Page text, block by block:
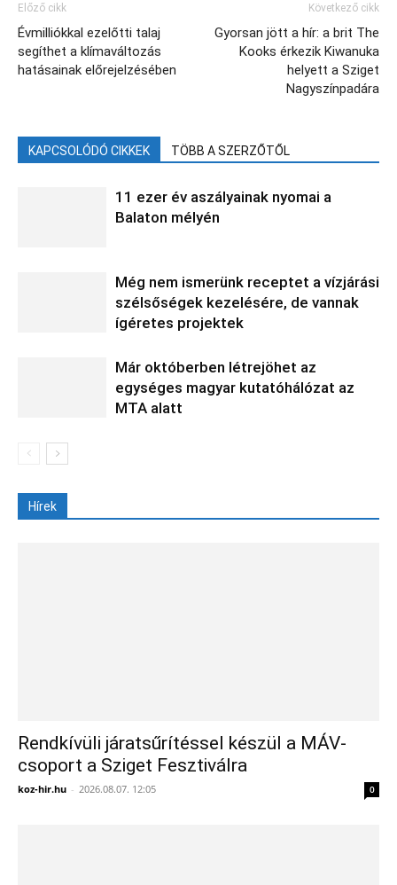
Előző cikk
Évmilliókkal ezelőtti talaj
segíthet a klímaváltozás
hatásainak előrejelzésében
Következő cikk
Gyorsan jött a hír: a brit The
Kooks érkezik Kiwanuka
helyett a Sziget
Nagyszínpadára
KAPCSOLÓDÓ CIKKEK TÖBB A SZERZŐTŐL
11 ezer év aszályainak nyomai a
Balaton mélyén
Még nem ismerünk receptet a vízjárási
szélsőségek kezelésére, de vannak
ígéretes projektek
Már októberben létrejöhet az
egységes magyar kutatóhálózat az
MTA alatt
Hírek
Rendkívüli járatsűrítéssel készül a MÁV-
csoport a Sziget Fesztiválra
koz-hir.hu - 2026.08.07. 12:05 0